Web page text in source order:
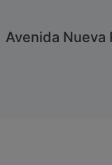
Avenida Nueva